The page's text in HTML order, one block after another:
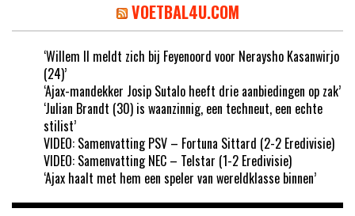
VOETBAL4U.COM
‘Willem II meldt zich bij Feyenoord voor Neraysho Kasanwirjo
(24)’
‘Ajax-mandekker Josip Sutalo heeft drie aanbiedingen op zak’
‘Julian Brandt (30) is waanzinnig, een techneut, een echte
stilist’
VIDEO: Samenvatting PSV – Fortuna Sittard (2-2 Eredivisie)
VIDEO: Samenvatting NEC – Telstar (1-2 Eredivisie)
‘Ajax haalt met hem een speler van wereldklasse binnen’